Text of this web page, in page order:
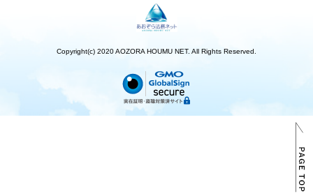
Copyright(c) 2020 AOZORA HOUMU NET. All Rights Reserved.